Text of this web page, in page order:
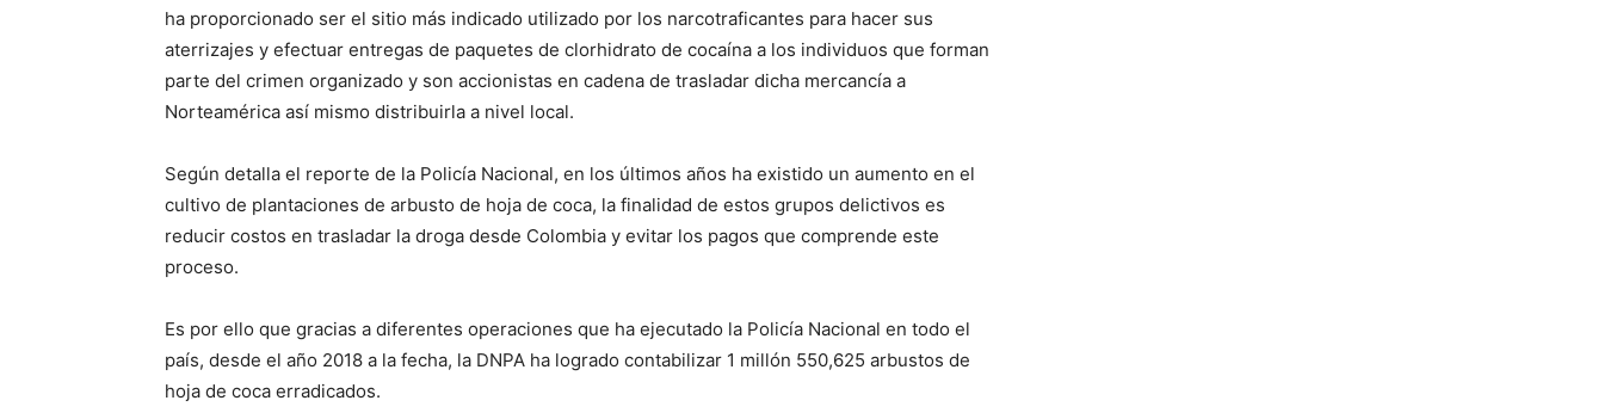
ha proporcionado ser el sitio más indicado utilizado por los narcotraficantes para hacer sus
aterrizajes y efectuar entregas de paquetes de clorhidrato de cocaína a los individuos que forman
parte del crimen organizado y son accionistas en cadena de trasladar dicha mercancía a
Norteamérica así mismo distribuirla a nivel local.
Según detalla el reporte de la Policía Nacional, en los últimos años ha existido un aumento en el
cultivo de plantaciones de arbusto de hoja de coca, la finalidad de estos grupos delictivos es
reducir costos en trasladar la droga desde Colombia y evitar los pagos que comprende este
proceso.
Es por ello que gracias a diferentes operaciones que ha ejecutado la Policía Nacional en todo el
país, desde el año 2018 a la fecha, la DNPA ha logrado contabilizar 1 millón 550,625 arbustos de
hoja de coca erradicados.